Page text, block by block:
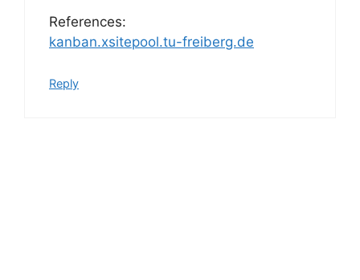
References:
kanban.xsitepool.tu-freiberg.de
Reply